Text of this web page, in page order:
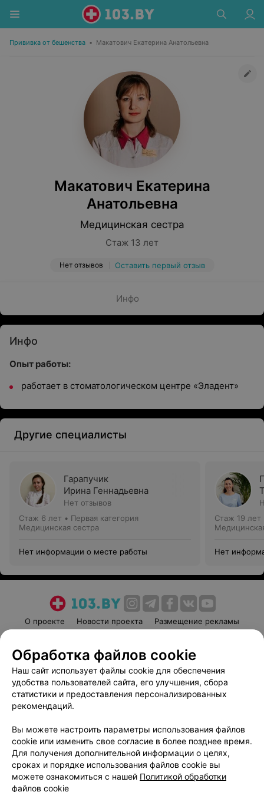
Прививка от бешенства • Макатович Екатерина Анатольевна
Макатович Екатерина
Анатольевна
Медицинская сестра
Стаж 13 лет
Нет отзывов Оставить первый отзыв
Инфо
Инфо
Опыт работы:
работает в стоматологическом центре «Эладент»
Другие специалисты
Гарапучик
Ирина Геннадьевна
Нет отзывов
Стаж 6 лет • Первая категория
Медицинская сестра
Нет информации о месте работы
Стаж 19 лет
Нет
О проекте Новости проекта
Размещение рекламы
Пользовательское соглашение
Способы оплаты
Вакансии
Партнеры
Написать руководителю 103.by
Обработка персональных данных
Обработка файлов cookie
Наш сайт использует файлы cookie для обеспечения
удобства пользователей сайта, его улучшения, сбора
статистики и предоставления персонализированных
рекомендаций.
Вы можете настроить параметры использования файлов
cookie или изменить свое согласие в более позднее время.
Для получения дополнительной информации о целях,
сроках и порядке использования файлов cookie вы
можете ознакомиться с нашей Политикой обработки
файлов cookie